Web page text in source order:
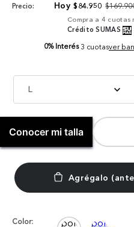
Precio: $84.950 $169.
Compra a 4 cuotas
Crédito SUMAS
0% Interés 3 cuotasver
L
Conocer mi talla
Color: